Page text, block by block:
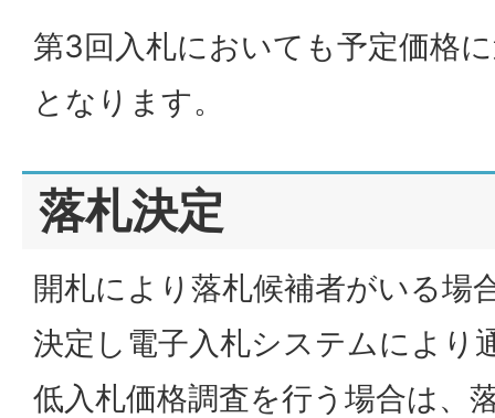
第3回入札においても予定価格
となります。
落札決定
開札により落札候補者がいる場
決定し電子入札システムにより
低入札価格調査を行う場合は、